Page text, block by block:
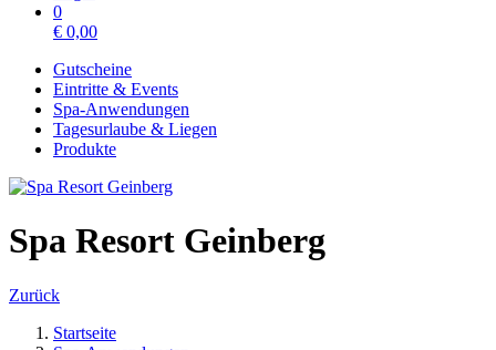
0
€ 0,00
Gutscheine
Eintritte & Events
Spa-Anwendungen
Tagesurlaube & Liegen
Produkte
Spa Resort Geinberg
Zurück
Startseite